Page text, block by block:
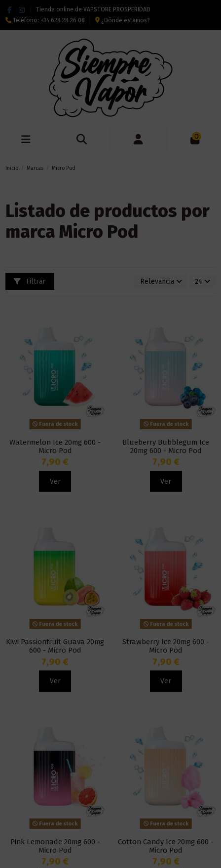
Tienda online de VAPSTORE PROSPERIDAD
Teléfono: +34 628 28 26 08 ¿Dónde estamos?
0
Inicio Marcas Micro Pod
Listado de productos por
marca Micro Pod
Filtrar Relevancia 24
Fuera de stock
Watermelon Ice 20mg 600 -
Micro Pod
7,90 €
Ver
Fuera de stock
Blueberry Bubblegum Ice
20mg 600 - Micro Pod
7,90 €
Ver
Fuera de stock
Kiwi Passionfruit Guava 20mg
600 - Micro Pod
7,90 €
Ver
Fuera de stock
Strawberry Ice 20mg 600 -
Micro Pod
7,90 €
Ver
Fuera de stock
Pink Lemonade 20mg 600 -
Micro Pod
7,90 €
Fuera de stock
Cotton Candy Ice 20mg 600 -
Micro Pod
7,90 €